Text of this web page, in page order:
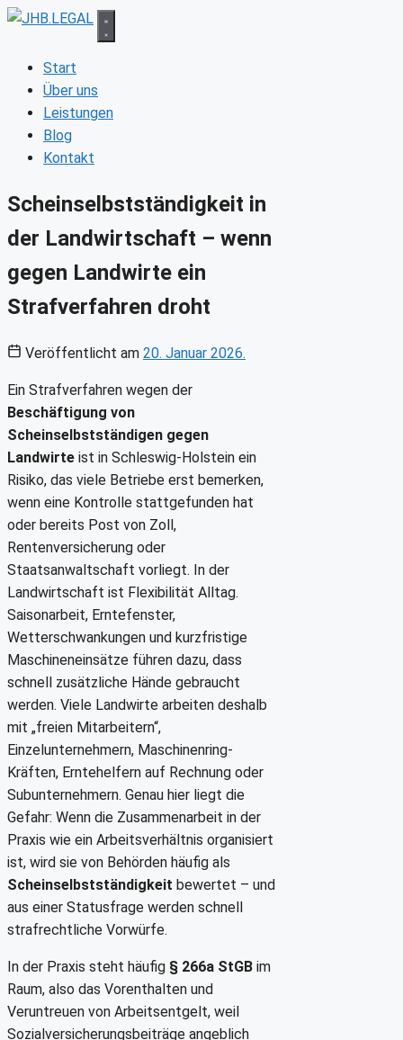
Zum
springenStart
Über uns
Leistungen
Blog
Kontakt
Scheinselbstständigkeit in
der Landwirtschaft – wenn
gegen Landwirte ein
Strafverfahren droht
Veröffentlicht am 20. Januar 2026.
Ein Strafverfahren wegen der
Beschäftigung von
Scheinselbstständigen gegen
Landwirte ist in Schleswig-Holstein ein
Risiko, das viele Betriebe erst bemerken,
wenn eine Kontrolle stattgefunden hat
oder bereits Post von Zoll,
Rentenversicherung oder
Staatsanwaltschaft vorliegt. In der
Landwirtschaft ist Flexibilität Alltag.
Saisonarbeit, Erntefenster,
Wetterschwankungen und kurzfristige
Maschineneinsätze führen dazu, dass
schnell zusätzliche Hände gebraucht
werden. Viele Landwirte arbeiten deshalb
mit „freien Mitarbeitern“,
Einzelunternehmern, Maschinenring-
Kräften, Erntehelfern auf Rechnung oder
Subunternehmern. Genau hier liegt die
Gefahr: Wenn die Zusammenarbeit in der
Praxis wie ein Arbeitsverhältnis organisiert
ist, wird sie von Behörden häufig als
Scheinselbstständigkeit bewertet – und
aus einer Statusfrage werden schnell
strafrechtliche Vorwürfe.
In der Praxis steht häufig § 266a StGB im
Raum, also das Vorenthalten und
Veruntreuen von Arbeitsentgelt, weil
Sozialversicherungsbeiträge angeblich